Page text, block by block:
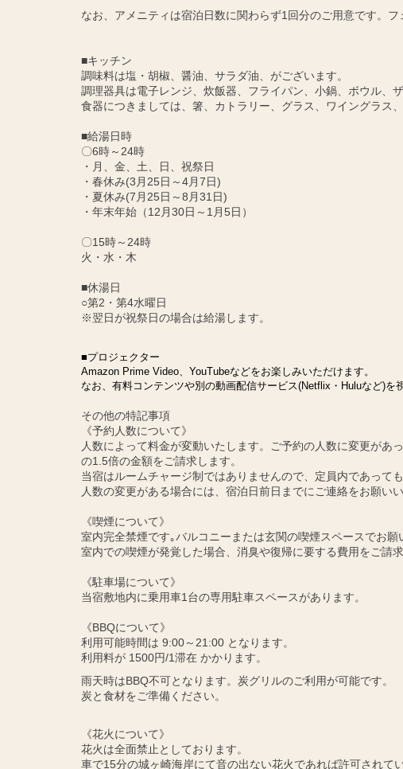
なお、アメニティは宿泊日数に関わらず1回分のご用意です。
■キッチン
調味料は塩・胡椒、醤油、サラダ油、がございます。
調理器具は電子レンジ、炊飯器、フライパン、小鍋、ボウル、
食器につきましては、箸、カトラリー、グラス、ワイングラス
■給湯日時
〇6時～24時
・月、金、土、日、祝祭日
・春休み(3月25日～4月7日)
・夏休み(7月25日～8月31日)
・年末年始（12月30日～1月5日）
〇15時～24時
火・水・木
■休湯日
○第2・第4水曜日
※翌日が祝祭日の場合は給湯します。
■プロジェクター
Amazon Prime Video、YouTubeなどをお楽しみいただけます。
なお、有料コンテンツや別の動画配信サービス(Netflix・Huluなど)を
その他の特記事項
《予約人数について》
人数によって料金が変動いたします。ご予約の人数に変更が
の1.5倍の金額をご請求します。
当宿はルームチャージ制ではありませんので、定員内であって
人数の変更がある場合には、宿泊日前日までにご連絡をお願いい
《喫煙について》
室内完全禁煙です｡バルコニーまたは玄関の喫煙スペースでお願
室内での喫煙が発覚した場合、消臭や復帰に要する費用をご請求
《駐車場について》
当宿敷地内に乗用車1台の専用駐車スペースがあります。
《BBQについて》
利用可能時間は 9:00～21:00 となります。
利用料が 1500円/1滞在 かかります。
雨天時はBBQ不可となります。炭グリルのご利用が可能です。
炭と食材をご準備ください。
《花火について》
花火は全面禁止としております。
車で15分の城ヶ崎海岸にて音の出ない花火であれば許可されて